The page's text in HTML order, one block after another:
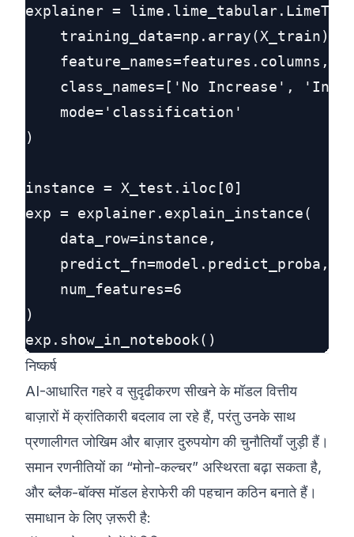
explainer =
    training_data=np.array(X_train),
    feature_names=features.columns,
class_names=['No Increase',
    mode='classification'
)
instance = X_test.iloc[0]
exp = explainer.explain_instance(
    data_row=instance,
    predict_fn=model.predict_proba,
    num_features=6
)
निष्कर्ष
AI-आधारित गहरे व सुदृढीकरण सीखने के मॉडल वित्तीय
बाज़ारों में क्रांतिकारी बदलाव ला रहे हैं, परंतु उनके साथ
प्रणालीगत जोखिम और बाज़ार दुरुपयोग की चुनौतियाँ जुड़ी हैं।
समान रणनीतियों का “मोनो-कल्चर” अस्थिरता बढ़ा सकता है,
और ब्लैक-बॉक्स मॉडल हेराफेरी की पहचान कठिन बनाते हैं।
समाधान के लिए ज़रूरी है: